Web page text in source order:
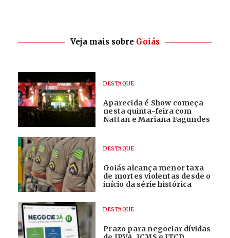
Veja mais sobre Goiás
DESTAQUE
Aparecida é Show começa
nesta quinta-feira com
Nattan e Mariana Fagundes
DESTAQUE
Goiás alcança menor taxa
de mortes violentas desde o
início da série histórica
DESTAQUE
Prazo para negociar dívidas